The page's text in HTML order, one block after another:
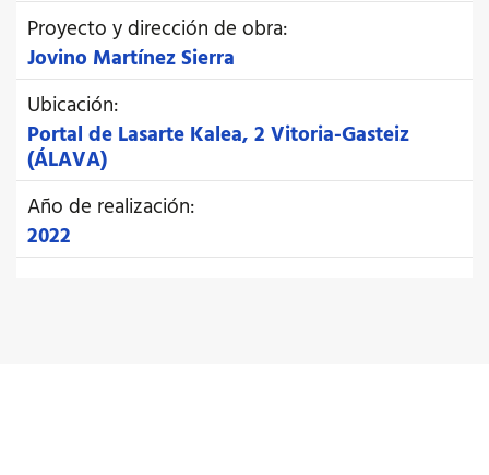
Proyecto y dirección de obra:
Jovino Martínez Sierra
Ubicación:
Portal de Lasarte Kalea, 2 Vitoria-Gasteiz
(ÁLAVA)
Año de realización:
2022